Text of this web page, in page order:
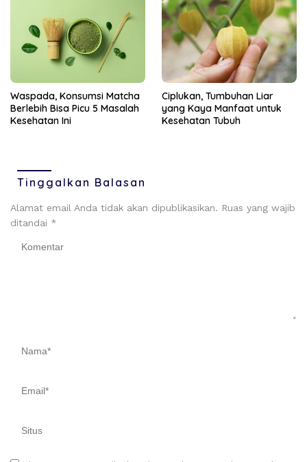
Waspada, Konsumsi Matcha
Berlebih Bisa Picu 5 Masalah
Kesehatan Ini
Ciplukan, Tumbuhan Liar
yang Kaya Manfaat untuk
Kesehatan Tubuh
Tinggalkan Balasan
Alamat email Anda tidak akan dipublikasikan. Ruas yang wajib
ditandai *